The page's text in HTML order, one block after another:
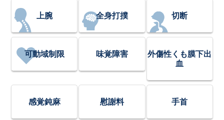
上腕 全身打撲 切断
可動域制限 味覚障害
外傷性くも膜下出
血
感覚鈍麻 慰謝料 手首